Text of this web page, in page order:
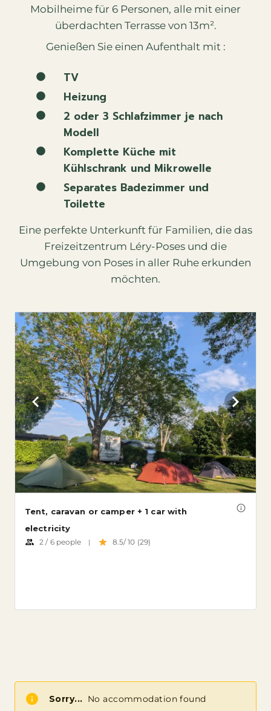
Mobilheime für 6 Personen, alle mit einer
überdachten Terrasse von 13m².
Genießen Sie einen Aufenthalt mit :
TV
Heizung
2 oder 3 Schlafzimmer je nach
Modell
Komplette Küche mit
Kühlschrank und Mikrowelle
Separates Badezimmer und
Toilette
Eine perfekte Unterkunft für Familien, die das
Freizeitzentrum Léry-Poses und die
Umgebung von Poses in aller Ruhe erkunden
möchten.